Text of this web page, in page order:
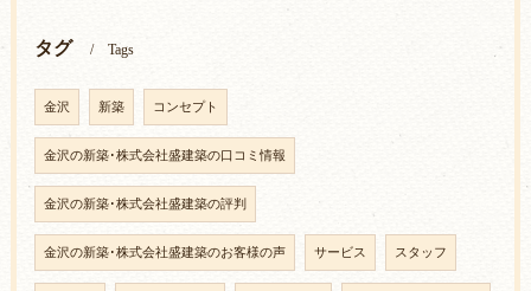
タグ Tags
金沢 新築 コンセプト
金沢の新築･株式会社盛建築の口コミ情報
金沢の新築･株式会社盛建築の評判
金沢の新築･株式会社盛建築のお客様の声 サービス スタッフ